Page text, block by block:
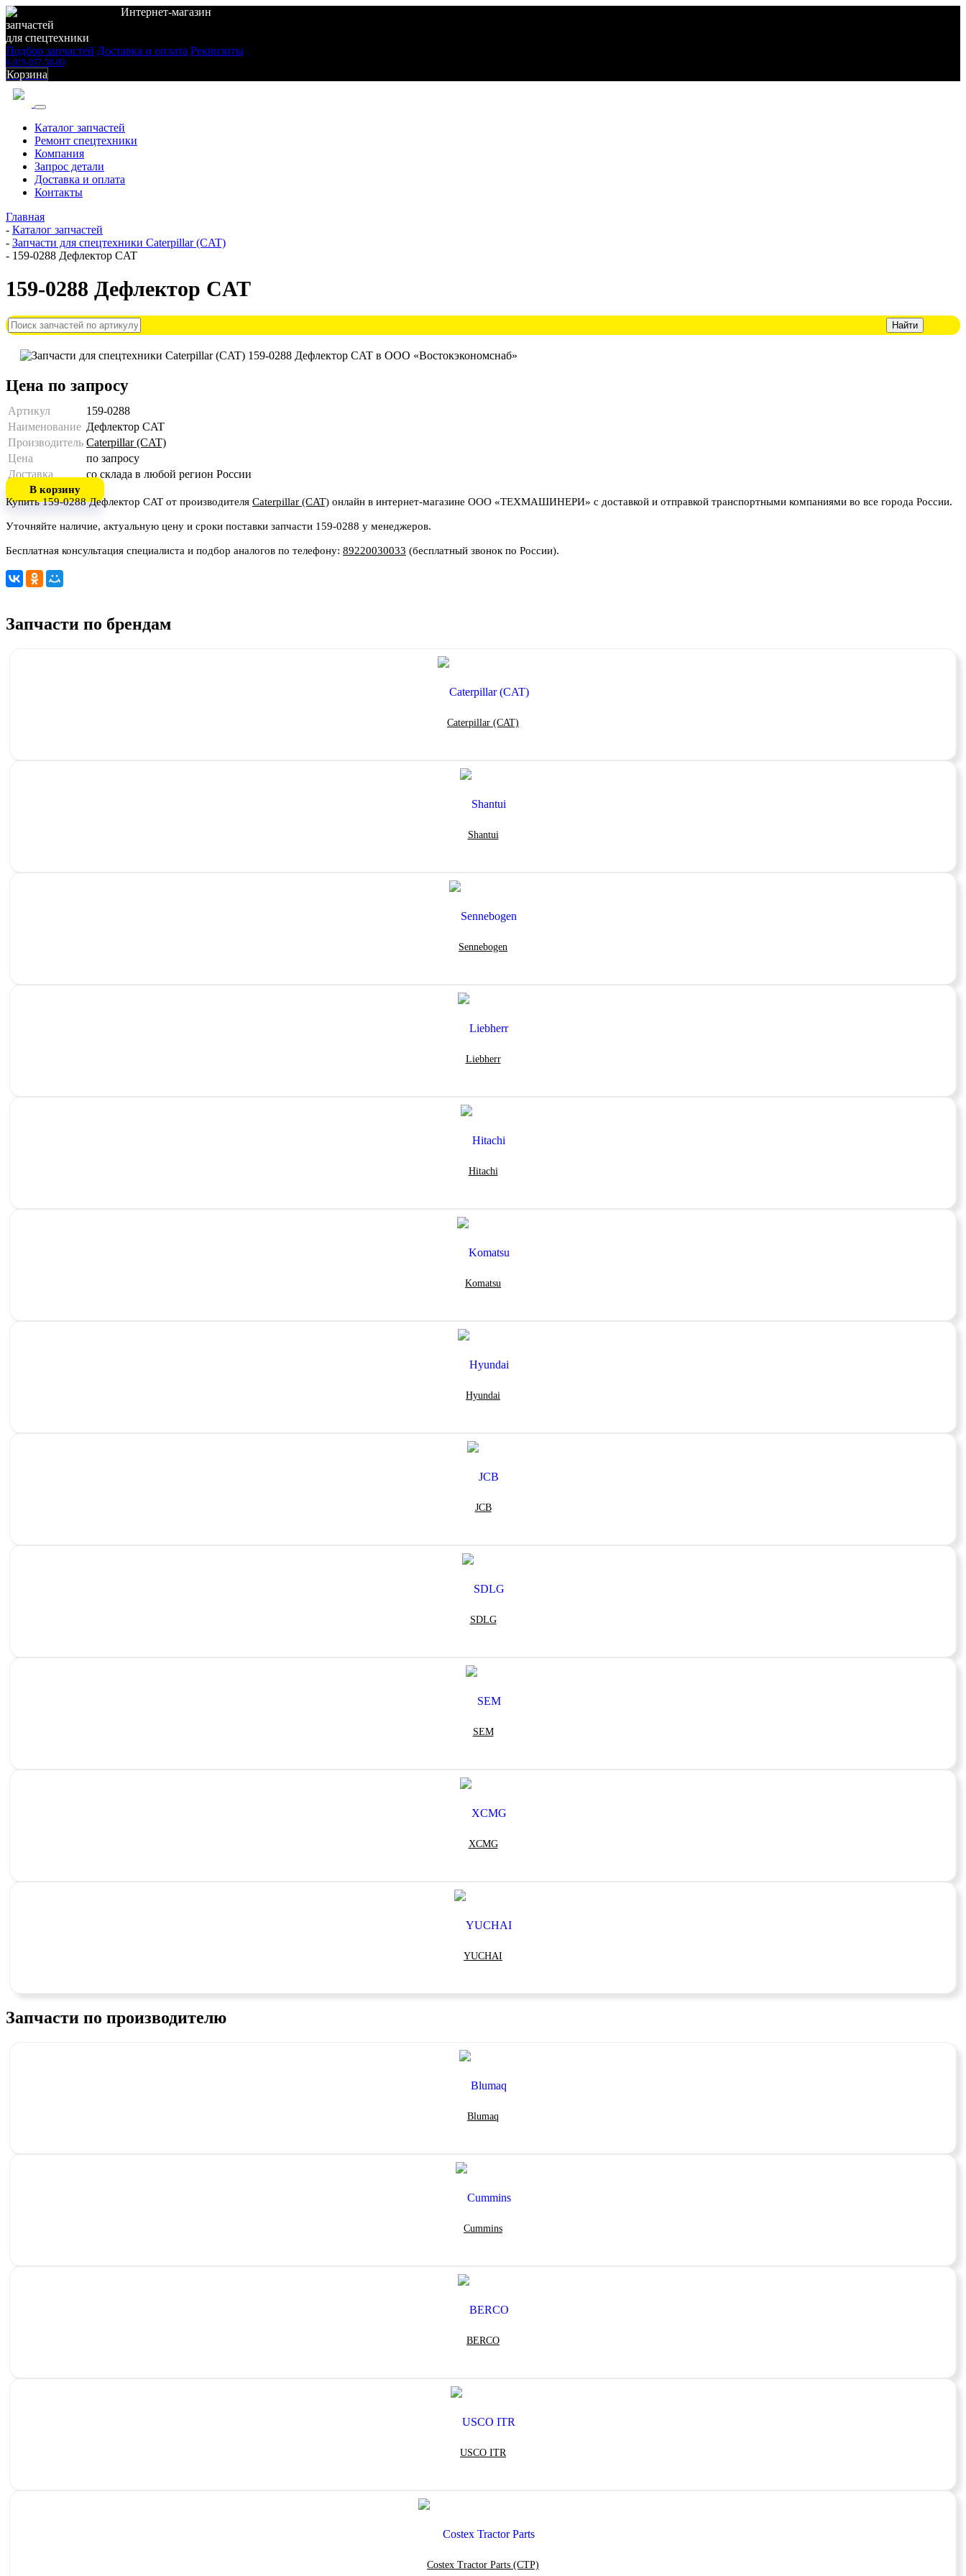
Интернет-магазин
запчастей
для спецтехники
Подбор запчастей Доставка и оплата Реквизиты
8-919-957-58-80
Корзина
Каталог запчастей
Ремонт спецтехники
Компания
Запрос детали
Доставка и оплата
Контакты
Главная
- Каталог запчастей
- Запчасти для спецтехники Caterpillar (CAT)
- 159-0288 Дефлектор CAT
159-0288 Дефлектор CAT
Цена по запросу
Артикул
159-0288
Наименование Дефлектор CAT
Производитель Caterpillar (CAT)
Цена
по запросу
Доставка
со склада в любой регион России
В корзину
Купить 159-0288 Дефлектор CAT от производителя Caterpillar (CAT) онлайн в интернет-магазине ООО «ТЕХМАШИНЕРИ» с доставкой и отправкой транспортными компаниями во все города России.
Уточняйте наличие, актуальную цену и сроки поставки запчасти 159-0288 у менеджеров.
Бесплатная консультация специалиста и подбор аналогов по телефону: 89220030033 (бесплатный звонок по России).
Запчасти по брендам
Caterpillar (CAT)
Shantui
Sennebogen
Liebherr
Hitachi
Komatsu
Hyundai
JCB
SDLG
SEM
XCMG
YUCHAI
Запчасти по производителю
Blumaq
Cummins
BERCO
USCO ITR
Costex Tractor Parts (CTP)